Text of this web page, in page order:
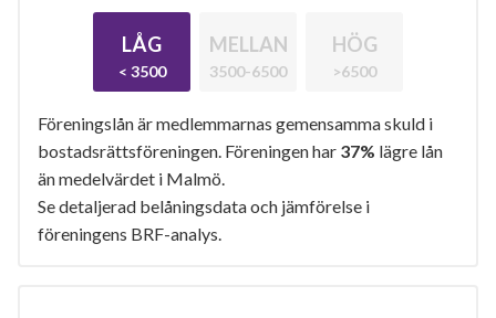
LÅG
< 3500
MELLAN
3500-6500
HÖG
>6500
Föreningslån är medlemmarnas gemensamma skuld i
bostadsrättsföreningen. Föreningen har 37% lägre lån
än medelvärdet i Malmö.
Se detaljerad belåningsdata och jämförelse i
föreningens BRF-analys.